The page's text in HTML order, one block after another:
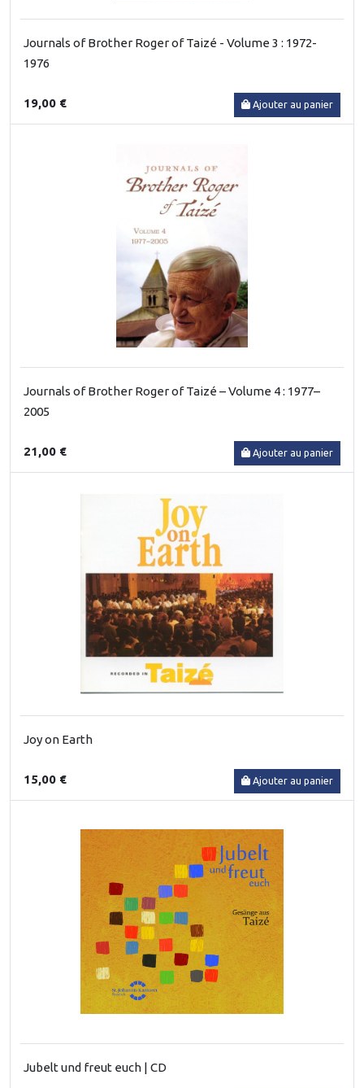
Journals of Brother Roger of Taizé - Volume 3 : 1972-
1976
19,00 € Ajouter au panier
Journals of Brother Roger of Taizé – Volume 4 : 1977–
2005
21,00 € Ajouter au panier
Joy on Earth
15,00 € Ajouter au panier
Jubelt und freut euch | CD